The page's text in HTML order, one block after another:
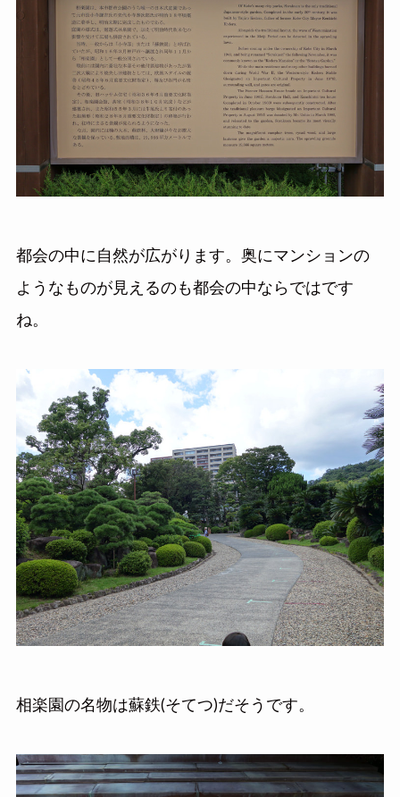
都会の中に自然が広がります。奥にマンションの
ようなものが見えるのも都会の中ならではです
ね。
相楽園の名物は蘇鉄(そてつ)だそうです。